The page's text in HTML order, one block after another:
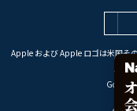
Apple および Apple ロゴは米国そ
Google